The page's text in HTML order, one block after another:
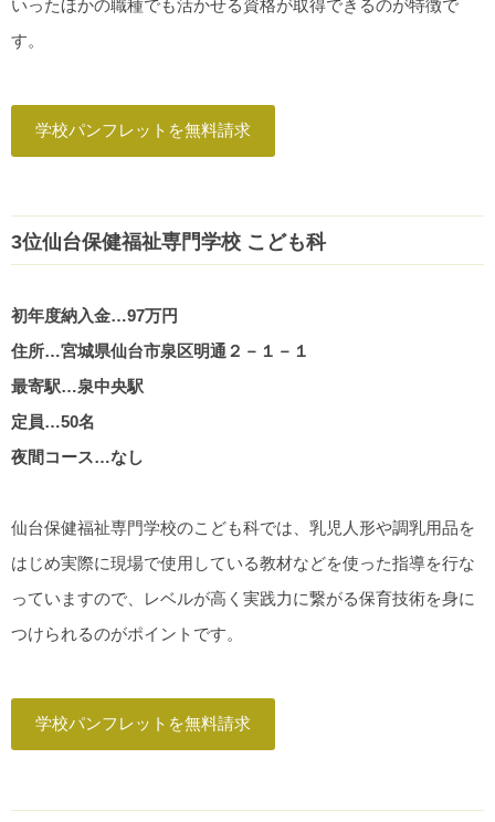
いったほかの職種でも活かせる資格が取得できるのが特徴で
す。
学校パンフレットを無料請求
3位仙台保健福祉専門学校 こども科
初年度納入金…97万円
住所…宮城県仙台市泉区明通２－１－１
最寄駅…泉中央駅
定員…50名
夜間コース…なし
仙台保健福祉専門学校のこども科では、乳児人形や調乳用品を
はじめ実際に現場で使用している教材などを使った指導を行な
っていますので、レベルが高く実践力に繋がる保育技術を身に
つけられるのがポイントです。
学校パンフレットを無料請求